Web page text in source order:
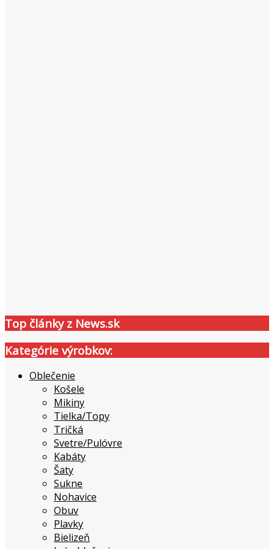
Top články z News.sk
Kategórie výrobkov:
Oblečenie
Košele
Mikiny
Tielka/Topy
Tričká
Svetre/Pulóvre
Kabáty
Šaty
Sukne
Nohavice
Obuv
Plavky
Bielizeň